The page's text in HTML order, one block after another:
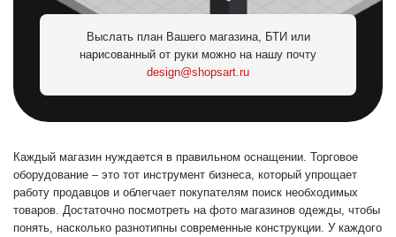
Выслать план Вашего магазина, БТИ или
нарисованный от руки можно на нашу почту
design@shopsart.ru
Каждый магазин нуждается в правильном оснащении. Торговое
оборудование – это тот инструмент бизнеса, который упрощает
работу продавцов и облегчает покупателям поиск необходимых
товаров. Достаточно посмотреть на фото магазинов одежды, чтобы
понять, насколько разнотипны современные конструкции. У каждого